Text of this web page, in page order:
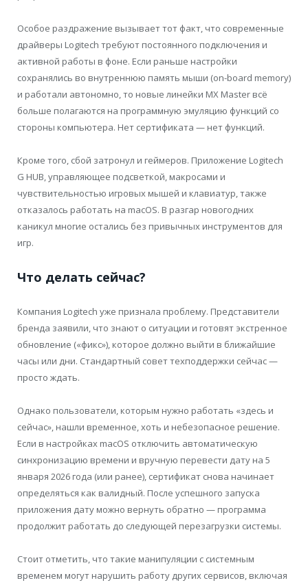
Особое раздражение вызывает тот факт, что современные
драйверы Logitech требуют постоянного подключения и
активной работы в фоне. Если раньше настройки
сохранялись во внутреннюю память мыши (on-board memory)
и работали автономно, то новые линейки MX Master всё
больше полагаются на программную эмуляцию функций со
стороны компьютера. Нет сертификата — нет функций.
Кроме того, сбой затронул и геймеров. Приложение Logitech
G HUB, управляющее подсветкой, макросами и
чувствительностью игровых мышей и клавиатур, также
отказалось работать на macOS. В разгар новогодних
каникул многие остались без привычных инструментов для
игр.
Что делать сейчас?
Компания Logitech уже признала проблему. Представители
бренда заявили, что знают о ситуации и готовят экстренное
обновление («фикс»), которое должно выйти в ближайшие
часы или дни. Стандартный совет техподдержки сейчас —
просто ждать.
Однако пользователи, которым нужно работать «здесь и
сейчас», нашли временное, хоть и небезопасное решение.
Если в настройках macOS отключить автоматическую
синхронизацию времени и вручную перевести дату на 5
января 2026 года (или ранее), сертификат снова начинает
определяться как валидный. После успешного запуска
приложения дату можно вернуть обратно — программа
продолжит работать до следующей перезагрузки системы.
Стоит отметить, что такие манипуляции с системным
временем могут нарушить работу других сервисов, включая